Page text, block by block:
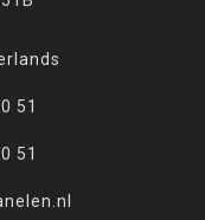
51
51